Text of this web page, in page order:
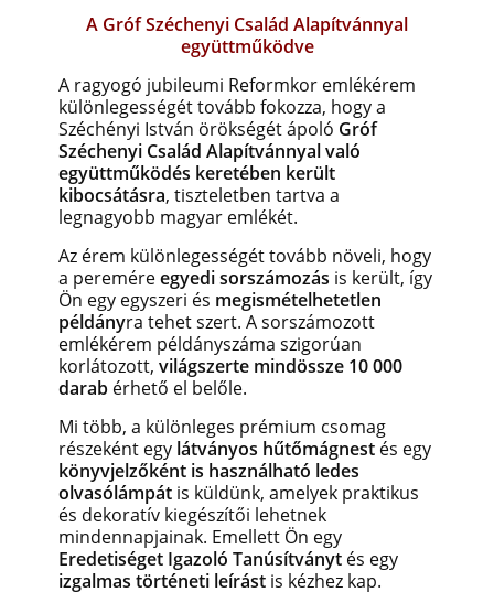
A Gróf Széchenyi Család Alapítvánnyal
együttműködve
A ragyogó jubileumi Reformkor emlékérem
különlegességét tovább fokozza, hogy a
Széchényi István örökségét ápoló Gróf
Széchenyi Család Alapítvánnyal való
együttműködés keretében került
kibocsátásra, tiszteletben tartva a
legnagyobb magyar emlékét.
Az érem különlegességét tovább növeli, hogy
a pereméreegyedi sorszámozás is került, így
Ön egy egyszeri és megismételhetetlen
példányra tehet szert. A sorszámozott
emlékérem példányszáma szigorúan
korlátozott, világszerte mindössze 10 000
darab érhető el belőle.
Mi több, a különleges prémium csomag
részeként egy látványos hűtőmágnest és egy
könyvjelzőként is használható ledes
olvasólámpát is küldünk, amelyek praktikus
és dekoratív kiegészítői lehetnek
mindennapjainak. Emellett Ön egy
Eredetiséget Igazoló Tanúsítványt és egy
izgalmas történeti leírást is kézhez kap.